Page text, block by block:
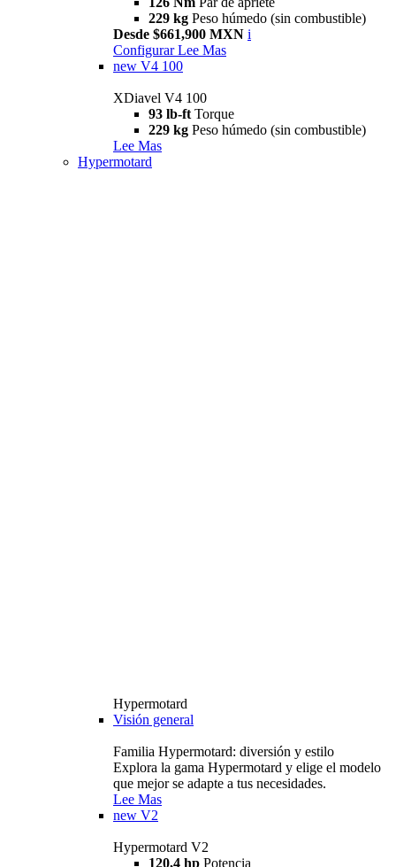
229 kg Peso húmedo (sin combustible)
Desde $661,900 MXN i
Configurar Lee Mas
new V4 100
XDiavel V4 100
93 lb-ft Torque
229 kg Peso húmedo (sin combustible)
Lee Mas
Hypermotard
Hypermotard
Visión general
Familia Hypermotard: diversión y estilo
Explora la gama Hypermotard y elige el modelo
que mejor se adapte a tus necesidades.
Lee Mas
new V2
Hypermotard V2
120,4 hp Potencia